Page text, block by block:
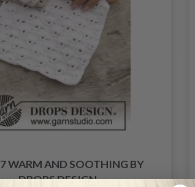
WARM AND SOOTHING BY
DROPS DESIGN